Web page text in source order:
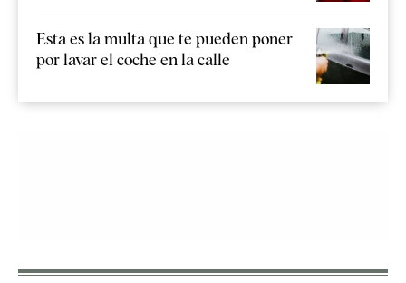
Esta es la multa que te pueden poner
por lavar el coche en la calle